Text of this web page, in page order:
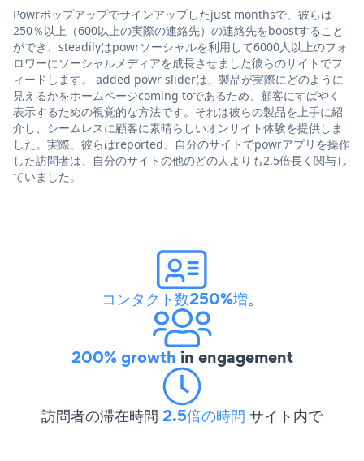
Powrポップアップでサインアップしたjust monthsで、彼らは
250％以上（600以上の実際の連絡先）の連絡先をboostすること
ができ、steadilyはpowrソーシャルを利用して6000人以上のフォ
ロワーにソーシャルメディアを成長させました彼らのサイトでフ
ィードします。 added powr sliderは、製品が実際にどのように
見えるかをホームページcoming toであるため、顧客にすばやく
表示するための視覚的な方法です。それは彼らの製品を上手に紹
介し、シームレスに顧客に素晴らしいオンサイト体験を提供しま
した。実際、彼らはreported、自分のサイトでpowrアプリを操作
した訪問者は、自分のサイトの他のどの人よりも2.5倍長く関与し
ていました。
コンタクト数250%増。
200% growth in engagement
訪問者の滞在時間 2.5倍の時間 サイト内で